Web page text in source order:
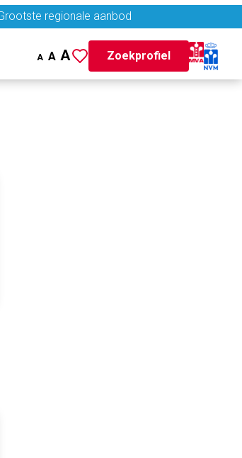
regionale aanbod
A A A Zoekprofiel